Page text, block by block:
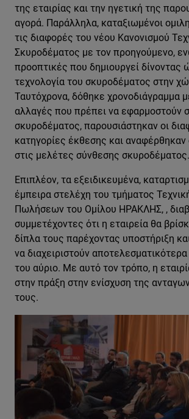
της εταιρίας και την ηγετική της
αγορά. Παράλληλα, καταξιωμένοι
τις διαφορές του νέου Κανονισμού
Σκυροδέματος με τον προηγούμενο,
προοπτικές που δημιουργεί δίνοντας
τεχνολογία του σκυροδέματος στην
Ταυτόχρονα, δόθηκε χρονοδιάγραμμα
αλλαγές που πρέπει να εφαρμοστούν
σκυροδέματος, παρουσιάστηκαν οι
κατηγορίες έκθεσης και αναφέρθηκαν
στις μελέτες σύνθεσης σκυροδέματος.
Επιπλέον, τα εξειδικευμένα,
έμπειρα στελέχη του τμήματος
Πωλήσεων του Ομίλου ΗΡΑΚΛΗΣ, ,
συμμετέχοντες ότι η εταιρεία θα
δίπλα τους παρέχοντας υποστήριξη
να διαχειριστούν
του αύριο. Με αυτό τον τρόπο, η
στην πράξη στην ενίσχυση της
τους.